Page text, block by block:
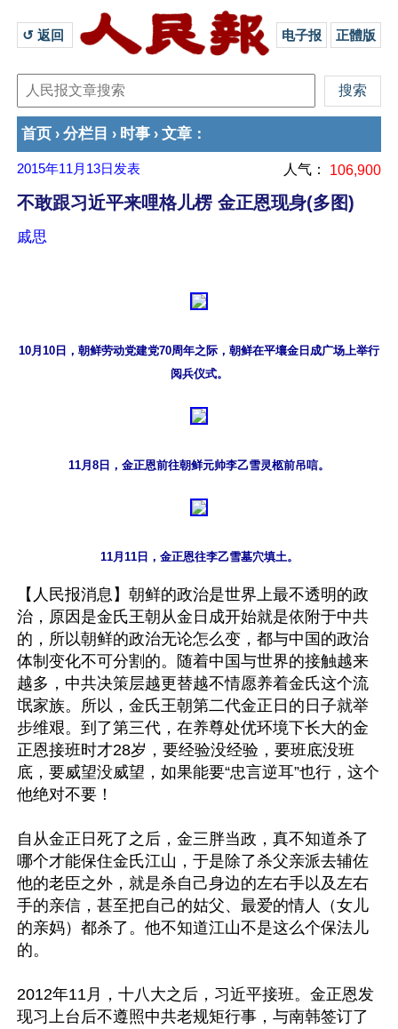
↺ 返回 电子报 正體版
首页 › 分栏目 › 时事 › 文章 ：
2015年11月13日 发表 人气： 106,900
不敢跟习近平来哩格儿楞 金正恩现身(多图)
戚思
10月10日，朝鲜劳动党建党70周年之际，朝鲜在平壤金日成广场上举行
阅兵仪式。
11月8日，金正恩前往朝鲜元帅李乙雪灵柩前吊唁。
11月11日，金正恩往李乙雪墓穴填土。
【人民报消息】朝鲜的政治是世界上最不透明的政
治，原因是金氏王朝从金日成开始就是依附于中共
的，所以朝鲜的政治无论怎么变，都与中国的政治
体制变化不可分割的。随着中国与世界的接触越来
越多，中共决策层越更替越不情愿养着金氏这个流
氓家族。所以，金氏王朝第二代金正日的日子就举
步维艰。到了第三代，在养尊处优环境下长大的金
正恩接班时才28岁，要经验没经验，要班底没班
底，要威望没威望，如果能要“忠言逆耳”也行，这个
他绝对不要！
自从金正日死了之后，金三胖当政，真不知道杀了
哪个才能保住金氏江山，于是除了杀父亲派去辅佐
他的老臣之外，就是杀自己身边的左右手以及左右
手的亲信，甚至把自己的姑父、最爱的情人（女儿
的亲妈）都杀了。他不知道江山不是这么个保法儿
的。
2012年11月，十八大之后，习近平接班。金正恩发
现习上台后不遵照中共老规矩行事，与南韩签订了